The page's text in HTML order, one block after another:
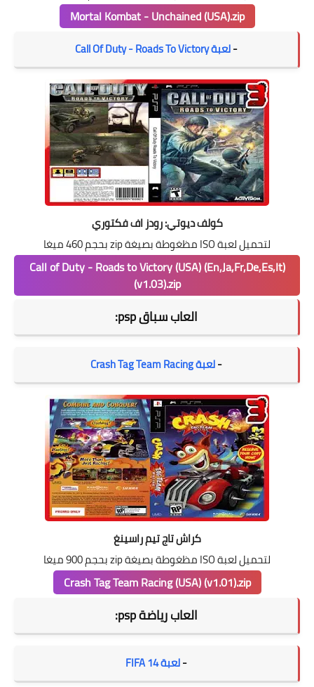
Mortal Kombat - Unchained (USA).zip
-لعبة Call Of Duty - Roads To Victory
كولف ديوتي: رودز اف فكتوري
لتحميل لعبة ISO مظغوطة بصيغة zip بحجم 460 ميغا
Call of Duty - Roads to Victory (USA) (En,Ja,Fr,De,Es,It)
(v1.03).zip
العاب سباق psp:
-لعبة Crash Tag Team Racing
كراش تاج تيم راسينغ
لتحميل لعبة ISO مظغوطة بصيغة zip بحجم 900 ميغا
Crash Tag Team Racing (USA) (v1.01).zip
العاب رياضة psp:
-لعبة FIFA 14